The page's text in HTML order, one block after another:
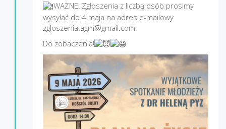
WAŻNE! Zgłoszenia z liczbą osób prosimy
wysyłać do 4 maja na adres e-mailowy
zgloszenia.agm@gmail.com.
Do zobaczenia!